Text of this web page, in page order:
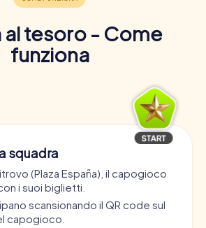
al tesoro - Come
funziona
squadra
(Plaza España), il capogioco
i suoi biglietti.
scansionando il QR code sul
capogioco.